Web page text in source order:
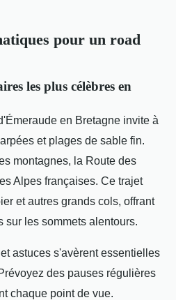
pour un road
les plus célèbres en
en Bretagne invite à
et plages de sable fin.
montagnes, la Route des
Alpes françaises. Ce trajet
et autres grands cols, offrant
les sommets alentours.
et astuces s'avèrent essentielles
des pauses régulières
chaque point de vue.